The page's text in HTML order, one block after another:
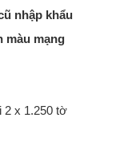
nhập khẩu
màu mạng
2 x 1.250 tờ